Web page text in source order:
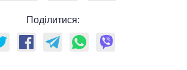
Поділитися: